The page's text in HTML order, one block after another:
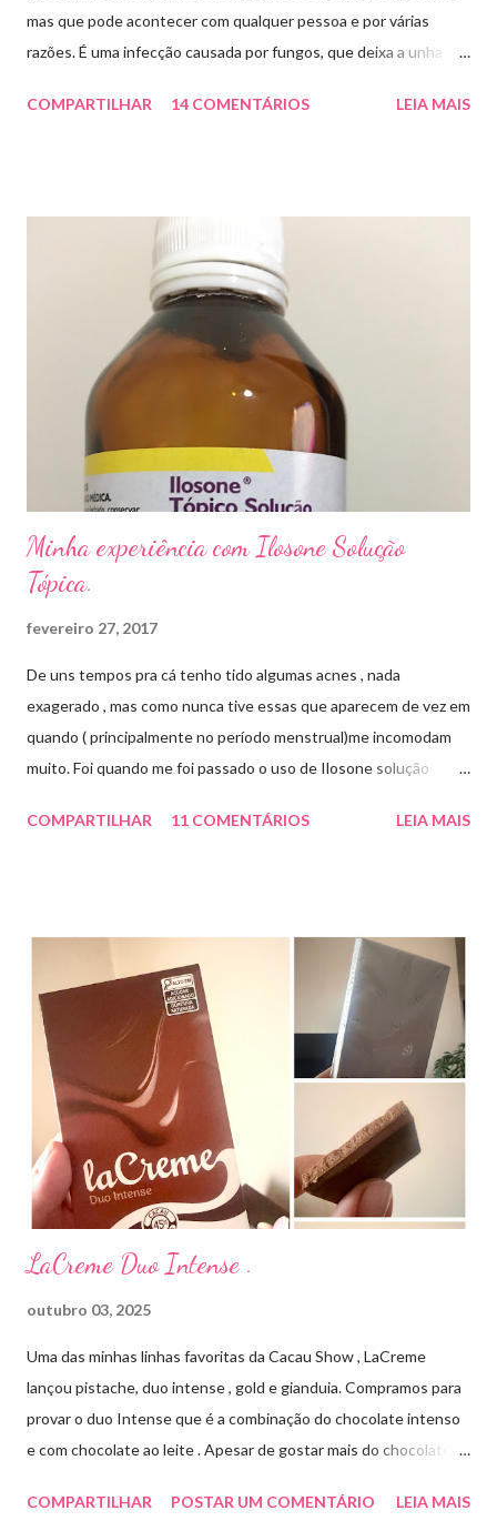
mas que pode acontecer com qualquer pessoa e por várias
razões. É uma infecção causada por fungos, que deixa a unha
descolar da pele. As causas mais comuns dessas micoses é por
micose de unha é feito com esmaltes antifúngicos ou remédios
orais ,ou para aplicação local receitados pelo dermatologista. O
tempo para tratamento pode variar de 06 meses a um ano. Para
quem prefere tratamentos caseiros , pode aplicar óleo de cravo
duas vezes ao dia. Eu já passei por isso, pelo uso de muito
sapato fechado e apertado . E utilizei o Ciclopirox olamina que é
um agente antifúngico sintético para tratamento dermatológico
COMPARTILHAR 14 COMENTÁRIOS LEIA MAIS
Minha experiência com Ilosone Solução
Tópica.
fevereiro 27, 2017
De uns tempos pra cá tenho tido algumas acnes , nada
exagerado , mas como nunca tive essas que aparecem de vez em
quando ( principalmente no período menstrual)me incomodam
muito. Foi quando me foi passado o uso de Ilosone solução
uma consulta com o dermatologista) O Ilosone é um antibiótico
aplico sobre a acne ( geralmente uso a noite). Informação do
produto: ILOSONE TÓPICO SOLUÇÃO (eritromicina) é um
antibiótico de amplo espectro produzido por uma cepa de
Streptomyces erythraeus. É básico e forma rapidamente sais
com os ácidos. Forma farmacêutica e Apresentação ILOSONE
TÓPICO SOLUÇÃO é apresentado sob a forma líquida em
frascos de 120 ml. USO PEDIÁTRICO E ADULTO. Composição
Cada ml contém: Eritromicina base 20 mg Excipientes q.s....
COMPARTILHAR 11 COMENTÁRIOS LEIA MAIS
LaCreme Duo Intense .
outubro 03, 2025
Uma das minhas linhas favoritas da Cacau Show , LaCreme
lançou pistache, duo intense , gold e gianduia. Compramos para
provar o duo Intense que é a combinação do chocolate intenso
e com chocolate ao leite . Apesar de gostar mais do chocolate
medida certa ( tem sabor e cremosidade ). Preço R$19,99 .
COMPARTILHAR POSTAR UM COMENTÁRIO LEIA MAIS